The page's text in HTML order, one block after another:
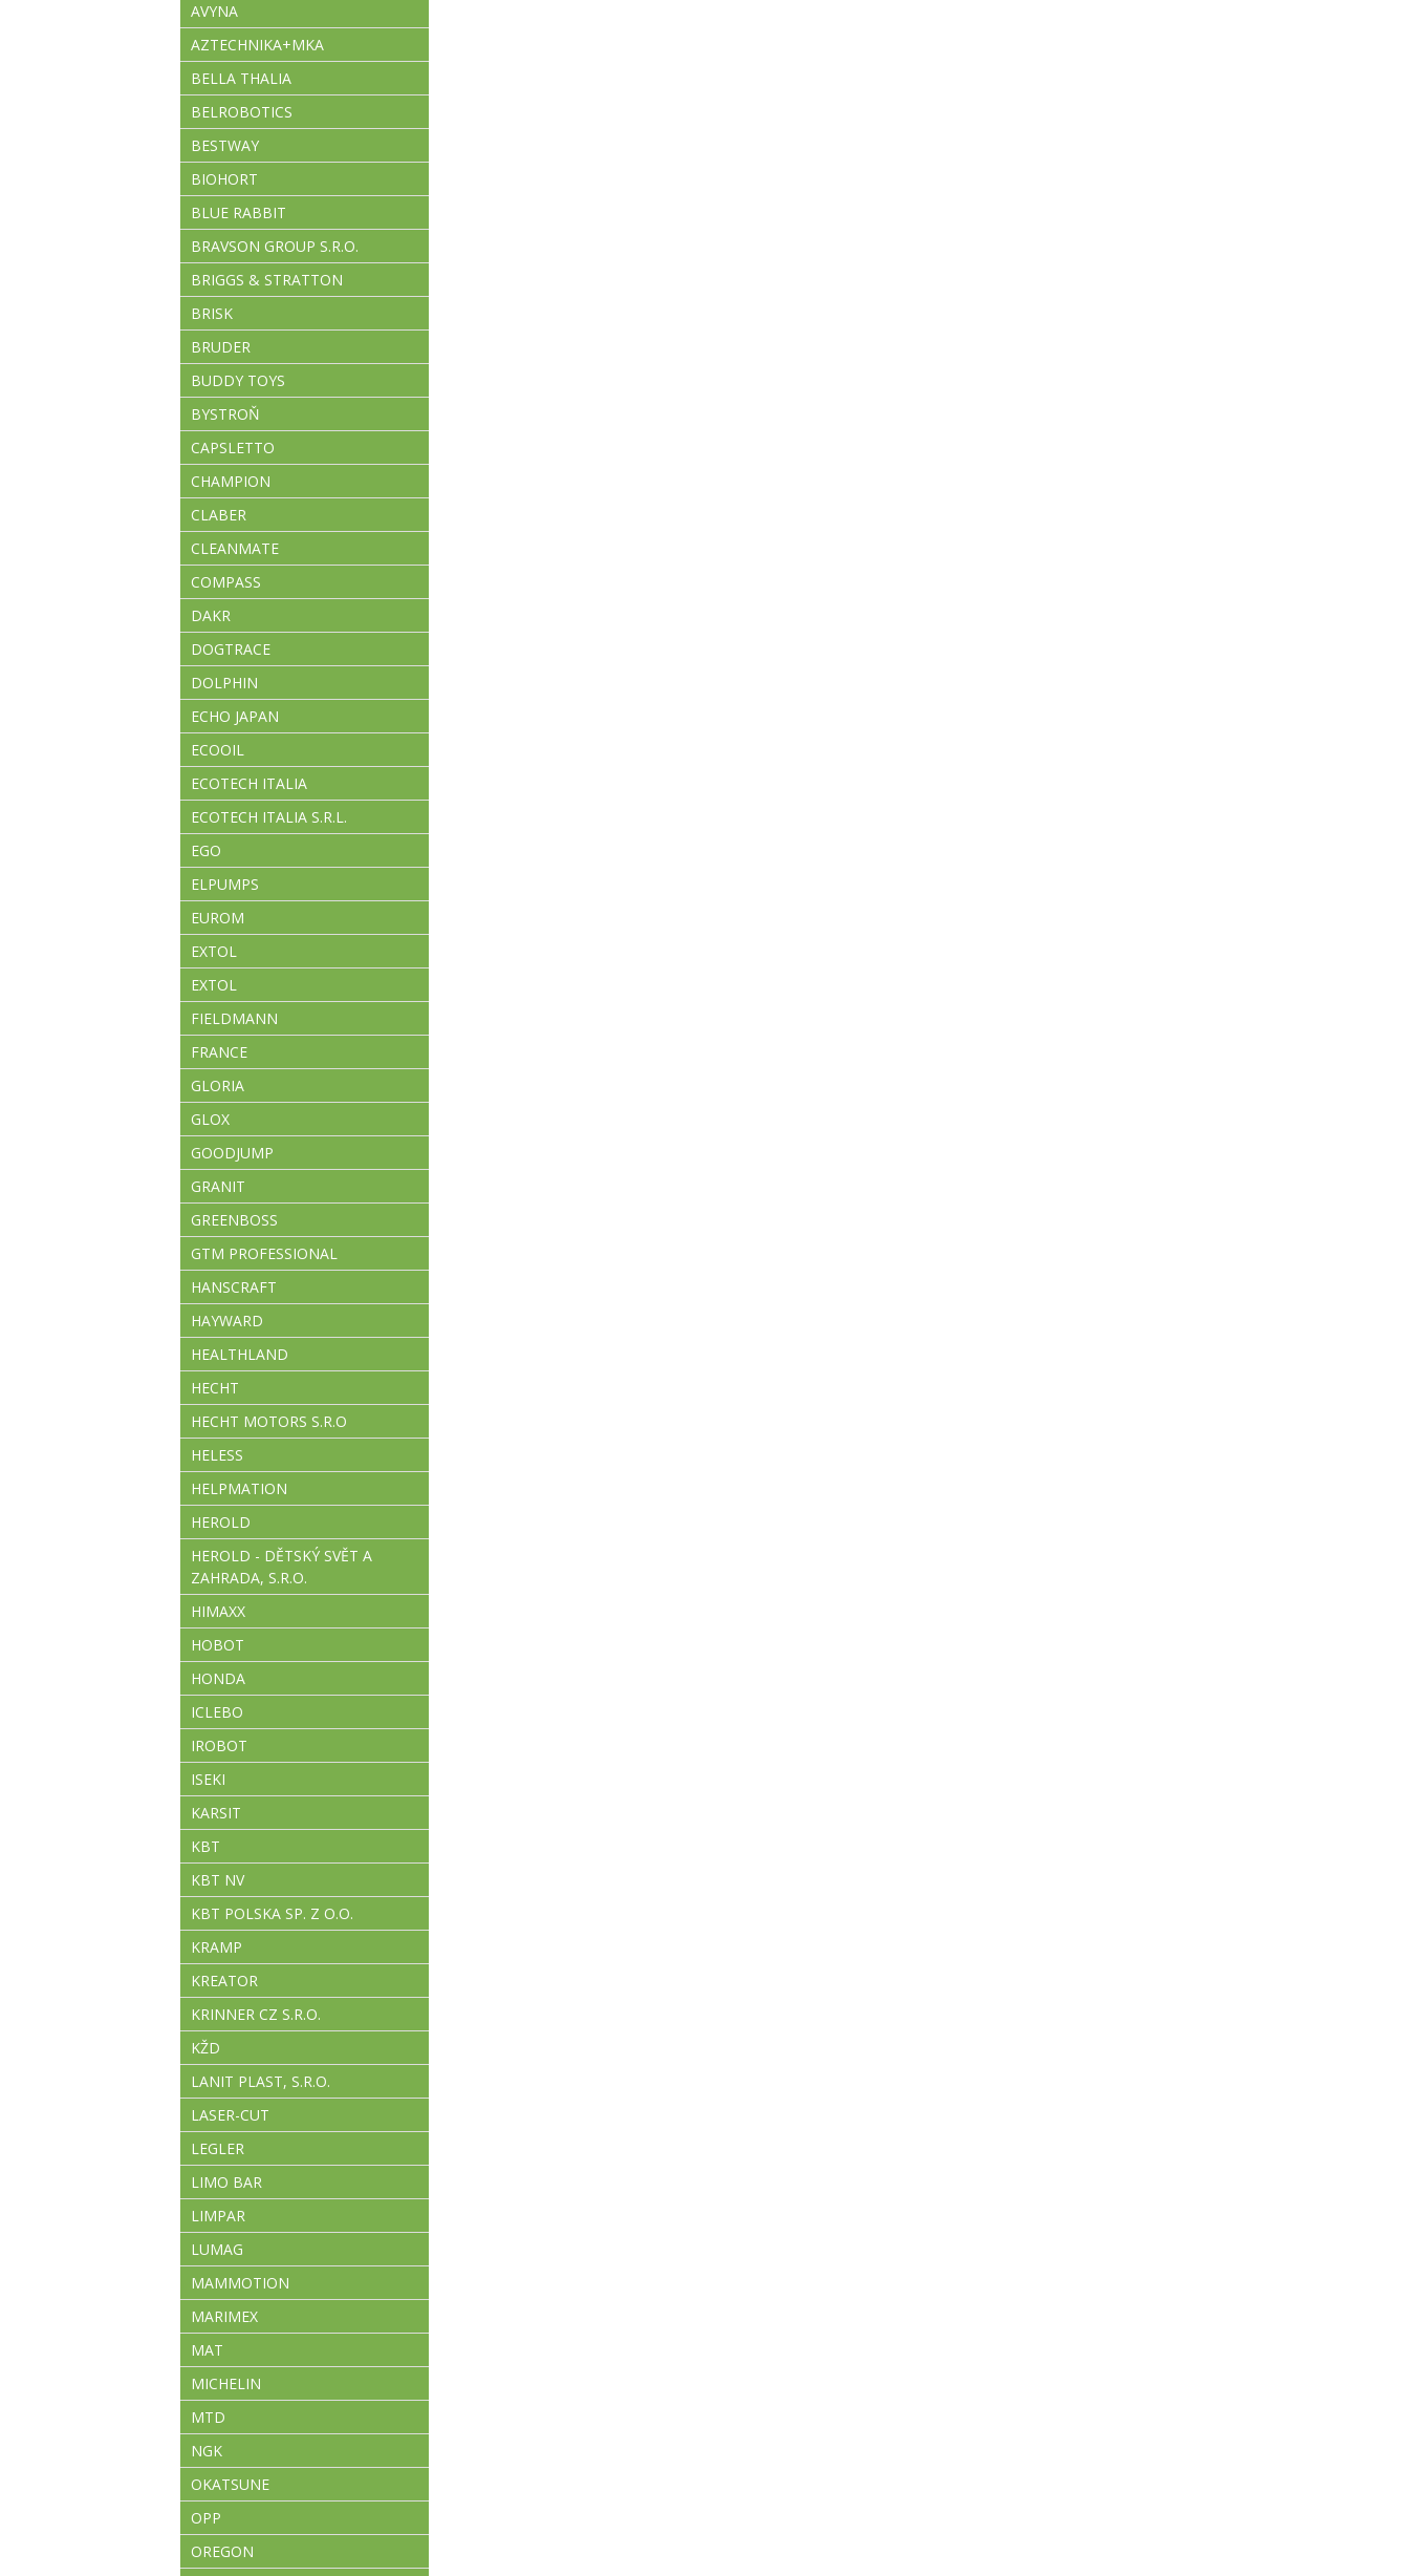
AVYNA
AZTECHNIKA+MKA
BELLA THALIA
BELROBOTICS
BESTWAY
BIOHORT
BLUE RABBIT
BRAVSON GROUP S.R.O.
BRIGGS & STRATTON
BRISK
BRUDER
BUDDY TOYS
BYSTROŇ
CAPSLETTO
CHAMPION
CLABER
CLEANMATE
COMPASS
DAKR
DOGTRACE
DOLPHIN
ECHO JAPAN
ECOOIL
ECOTECH ITALIA
ECOTECH ITALIA S.R.L.
EGO
ELPUMPS
EUROM
EXTOL
EXTOL
FIELDMANN
FRANCE
GLORIA
GLOX
GOODJUMP
GRANIT
GREENBOSS
GTM PROFESSIONAL
HANSCRAFT
HAYWARD
HEALTHLAND
HECHT
HECHT MOTORS S.R.O
HELESS
HELPMATION
HEROLD
HEROLD - DĚTSKÝ SVĚT A
ZAHRADA, S.R.O.
HIMAXX
HOBOT
HONDA
ICLEBO
IROBOT
ISEKI
KARSIT
KBT
KBT NV
KBT POLSKA SP. Z O.O.
KRAMP
KREATOR
KRINNER CZ S.R.O.
KŽD
LANIT PLAST, S.R.O.
LASER-CUT
LEGLER
LIMO BAR
LIMPAR
LUMAG
MAMMOTION
MARIMEX
MAT
MICHELIN
MTD
NGK
OKATSUNE
OPP
OREGON